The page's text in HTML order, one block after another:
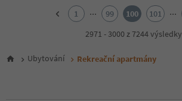
6
1 ... 99 100 101 ...
2971 - 3000 z 7244 výsledky
Ubytování Rekreační apartmány